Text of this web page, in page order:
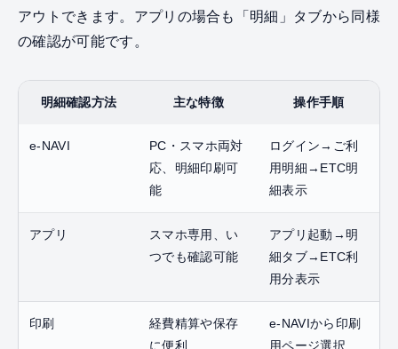
アウトできます。アプリの場合も「明細」タブから同様
の確認が可能です。
明細確認方法 主な特徴 操作手順
e-NAVI
PC・スマホ両対
応、明細印刷可
能
ログイン→ご利
用明細→ETC明
細表示
アプリ
スマホ専用、い
つでも確認可能
アプリ起動→明
細タブ→ETC利
用分表示
印刷
経費精算や保存
に便利
e-NAVIから印刷
用ページ選択